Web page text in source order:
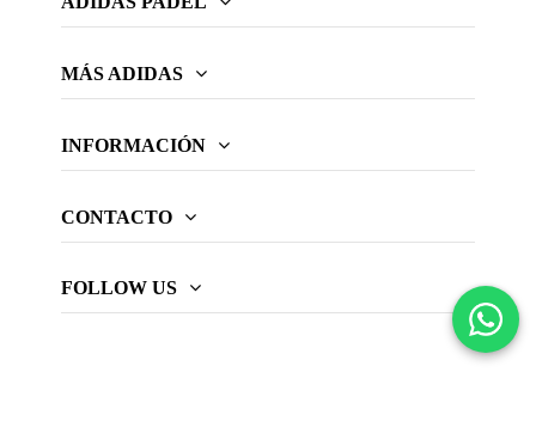
MÁS ADIDAS
INFORMACIÓN
CONTACTO
FOLLOW US